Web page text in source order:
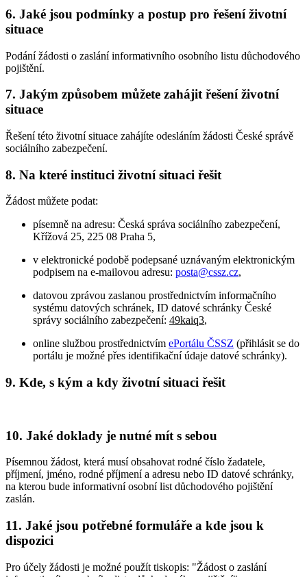
6. Jaké jsou podmínky a postup pro řešení životní
situace
Podání žádosti o zaslání informativního osobního listu důchodového
pojištění.
7. Jakým způsobem můžete zahájit řešení životní
situace
Řešení této životní situace zahájíte odesláním žádosti České správě
sociálního zabezpečení.
8. Na které instituci životní situaci řešit
Žádost můžete podat:
písemně na adresu: Česká správa sociálního zabezpečení,
Křížová 25, 225 08 Praha 5,
v elektronické podobě podepsané uznávaným elektronickým
podpisem na e-mailovou adresu: posta@cssz.cz,
datovou zprávou zaslanou prostřednictvím informačního
systému datových schránek, ID datové schránky České
správy sociálního zabezpečení: 49kaiq3,
online službou prostřednictvím ePortálu ČSSZ (přihlásit se do
portálu je možné přes identifikační údaje datové schránky).
9. Kde, s kým a kdy životní situaci řešit
10. Jaké doklady je nutné mít s sebou
Písemnou žádost, která musí obsahovat rodné číslo žadatele,
příjmení, jméno, rodné příjmení a adresu nebo ID datové schránky,
na kterou bude informativní osobní list důchodového pojištění
zaslán.
11. Jaké jsou potřebné formuláře a kde jsou k
dispozici
Pro účely žádosti je možné použít tiskopis: "Žádost o zaslání